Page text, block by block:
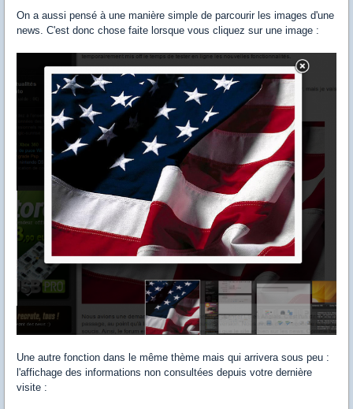
On a aussi pensé à une manière simple de parcourir les images d'une
news. C'est donc chose faite lorsque vous cliquez sur une image :
Une autre fonction dans le même thème mais qui arrivera sous peu :
l'affichage des informations non consultées depuis votre dernière
visite :